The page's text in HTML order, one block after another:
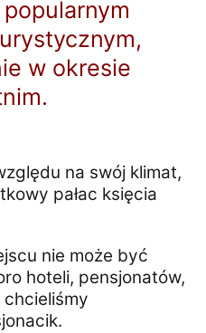
w okresie
na swój klimat,
pałac księcia
nie może być
hoteli, pensjonatów,